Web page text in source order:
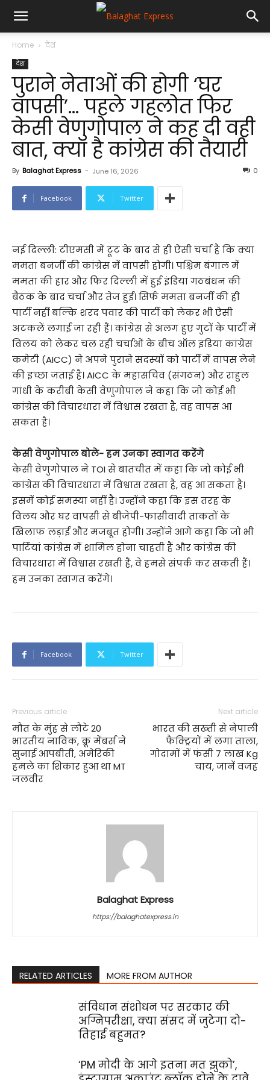
Home देश
देश
पुराने नेताओं की होगी ‘घर
वापसी’… पहले गहलोत फिर
केसी वेणुगोपाल ने कह दी वही
बात, क्या है कांग्रेस की तैयारी
By Balaghat Express - June 16, 2026 0
Facebook Twitter
नई दिल्ली: टीएमसी में टूट के बाद से ही ऐसी चर्चा है कि क्या
ममता बनर्जी की कांग्रेस में वापसी होगी। पश्चिम बंगाल में
ममता की हार और फिर दिल्ली में हुई इंडिया गठबंधन की
बैठक के बाद चर्चा और तेज हुई। सिर्फ ममता बनर्जी की ही
पार्टी नहीं बल्कि शरद पवार की पार्टी को लेकर भी ऐसी
अटकलें लगाई जा रही हैं। कांग्रेस से अलग हुए गुटों के पार्टी में
विलय को लेकर चल रही चर्चाओं के बीच ऑल इंडिया कांग्रेस
कमेटी (AICC) ने अपने पुराने सदस्यों को पार्टी में वापस लेने
की इच्छा जताई है। AICC के महासचिव (संगठन) और राहुल
गांधी के करीबी केसी वेणुगोपाल ने कहा कि जो कोई भी
कांग्रेस की विचारधारा में विश्वास रखता है, वह वापस आ
सकता है।
केसी वेणुगोपाल बोले- हम उनका स्वागत करेंगे
केसी वेणुगोपाल ने TOI से बातचीत में कहा कि जो कोई भी
कांग्रेस की विचारधारा में विश्वास रखता है, वह आ सकता है।
इसमें कोई समस्या नहीं है। उन्होंने कहा कि इस तरह के
विलय और घर वापसी से बीजेपी-फासीवादी ताकतों के
खिलाफ लड़ाई और मजबूत होगी। उन्होंने आगे कहा कि जो भी
पार्टियां कांग्रेस में शामिल होना चाहती हैं और कांग्रेस की
विचारधारा में विश्वास रखती हैं, वे हमसे संपर्क कर सकती हैं।
हम उनका स्वागत करेंगे।
Facebook Twitter
Previous article
मौत के मुंह से लौटे 20
भारतीय नाविक, क्रू मेंबर्स ने
सुनाई आपबीती, अमेरिकी
हमले का शिकार हुआ था MT
जलवीर
Next article
भारत की सख्‍ती से नेपाली
फैक्ट्रियों में लगा ताला,
गोदामों में फंसी 7 लाख Kg
चाय, जानें वजह
Balaghat Express
https://balaghatexpress.in
RELATED ARTICLES MORE FROM AUTHOR
संविधान संशोधन पर सरकार की
अग्निपरीक्षा, क्या संसद में जुटेगा दो-
तिहाई बहुमत?
‘PM मोदी के आगे इतना मत झुको’,